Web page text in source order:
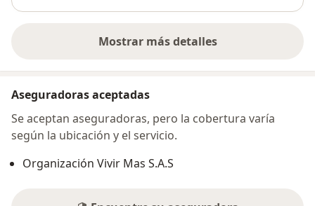
Mostrar más detalles
sobre la dirección
Aseguradoras aceptadas
Se aceptan aseguradoras, pero la cobertura varía
según la ubicación y el servicio.
Organización Vivir Mas S.A.S